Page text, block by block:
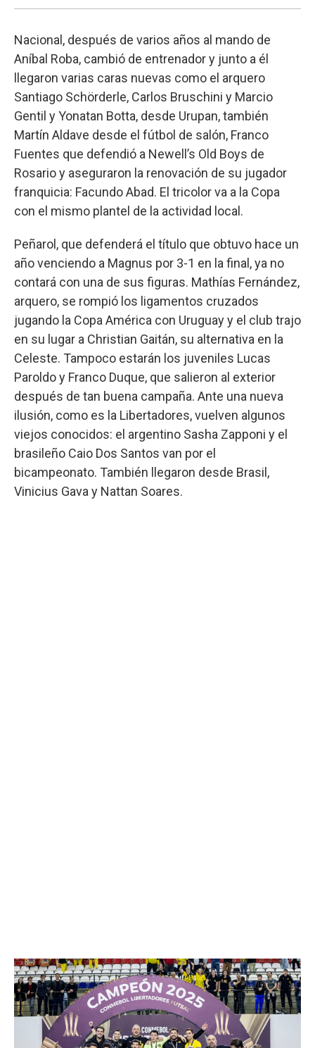
Nacional, después de varios años al mando de
Aníbal Roba, cambió de entrenador y junto a él
llegaron varias caras nuevas como el arquero
Santiago Schörderle, Carlos Bruschini y Marcio
Gentil y Yonatan Botta, desde Urupan, también
Martín Aldave desde el fútbol de salón, Franco
Fuentes que defendió a Newell’s Old Boys de
Rosario y aseguraron la renovación de su jugador
franquicia: Facundo Abad. El tricolor va a la Copa
con el mismo plantel de la actividad local.
Peñarol, que defenderá el título que obtuvo hace un
año venciendo a Magnus por 3-1 en la final, ya no
contará con una de sus figuras. Mathías Fernández,
arquero, se rompió los ligamentos cruzados
jugando la Copa América con Uruguay y el club trajo
en su lugar a Christian Gaitán, su alternativa en la
Celeste. Tampoco estarán los juveniles Lucas
Paroldo y Franco Duque, que salieron al exterior
después de tan buena campaña. Ante una nueva
ilusión, como es la Libertadores, vuelven algunos
viejos conocidos: el argentino Sasha Zapponi y el
brasileño Caio Dos Santos van por el
bicampeonato. También llegaron desde Brasil,
Vinicius Gava y Nattan Soares.